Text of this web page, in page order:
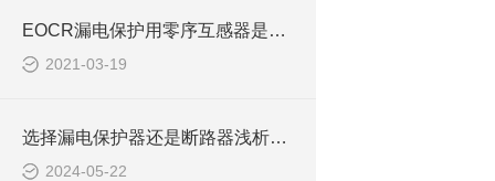
EOCR漏电保护用零序互感器是否需要穿入N相
2021-03-19
选择漏电保护器还是断路器浅析EOCR-FEZ
2024-05-22